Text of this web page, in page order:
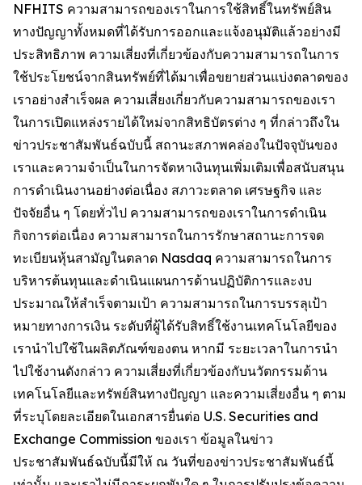
NFHITS ความสามารถของเราในการใช้สิทธิ์ในทรัพย์สิน
ทางปัญญาทั้งหมดที่ได้รับการออกและแจ้งอนุมัติแล้วอย่างมี
ประสิทธิภาพ ความเสี่ยงที่เกี่ยวข้องกับความสามารถในการ
ใช้ประโยชน์จากสินทรัพย์ที่ได้มาเพื่อขยายส่วนแบ่งตลาดของ
เราอย่างสำเร็จผล ความเสี่ยงเกี่ยวกับความสามารถของเรา
ในการเปิดแหล่งรายได้ใหม่จากสิทธิบัตรต่าง ๆ ที่กล่าวถึงใน
ข่าวประชาสัมพันธ์ฉบับนี้ สถานะสภาพคล่องในปัจจุบันของ
เราและความจำเป็นในการจัดหาเงินทุนเพิ่มเติมเพื่อสนับสนุน
การดำเนินงานอย่างต่อเนื่อง สภาวะตลาด เศรษฐกิจ และ
ปัจจัยอื่น ๆ โดยทั่วไป ความสามารถของเราในการดำเนิน
กิจการต่อเนื่อง ความสามารถในการรักษาสถานะการจด
ทะเบียนหุ้นสามัญในตลาด Nasdaq ความสามารถในการ
บริหารต้นทุนและดำเนินแผนการด้านปฏิบัติการและงบ
ประมาณให้สำเร็จตามเป้า ความสามารถในการบรรลุเป้า
หมายทางการเงิน ระดับที่ผู้ได้รับสิทธิ์ใช้งานเทคโนโลยีของ
เรานำไปใช้ในผลิตภัณฑ์ของตน หากมี ระยะเวลาในการนำ
ไปใช้งานดังกล่าว ความเสี่ยงที่เกี่ยวข้องกับนวัตกรรมด้าน
เทคโนโลยีและทรัพย์สินทางปัญญา และความเสี่ยงอื่น ๆ ตาม
ที่ระบุโดยละเอียดในเอกสารยื่นต่อ U.S. Securities and
Exchange Commission ของเรา ข้อมูลในข่าว
ประชาสัมพันธ์ฉบับนี้มีให้ ณ วันที่ของข่าวประชาสัมพันธ์นี้